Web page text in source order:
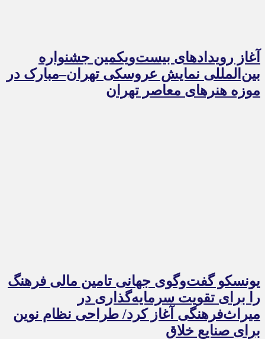
آغاز رویدادهای بیست‌ویکمین جشنواره
بین‌المللی نمایش عروسکی تهران–مبارک در
موزه هنرهای معاصر تهران
یونسکو گفت‌وگوی جهانی تامین مالی فرهنگ
را برای تقویت سرمایه‌گذاری در
میراث‌فرهنگی آغاز کرد/ طراحی نظام نوین
برای صنایع خلاق